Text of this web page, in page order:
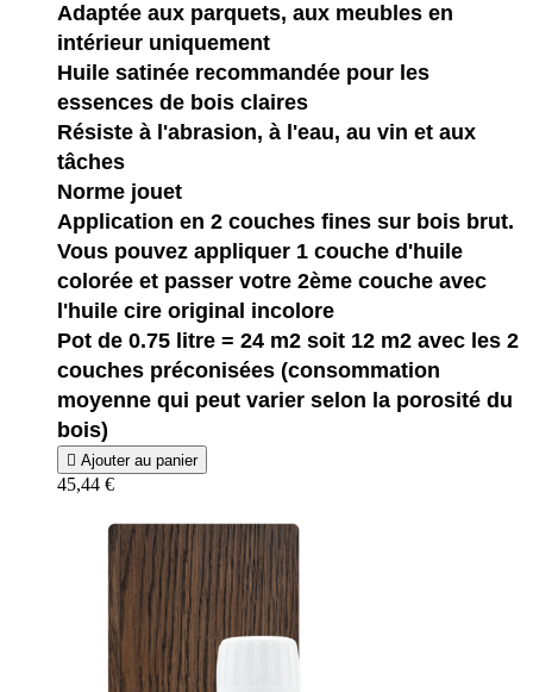
Adaptée aux parquets, aux meubles en
intérieur uniquement
Huile satinée recommandée pour les
essences de bois claires
Résiste à l'abrasion, à l'eau, au vin et aux
tâches
Norme jouet
Application en 2 couches fines sur bois brut.
Vous pouvez appliquer 1 couche d'huile
colorée et passer votre 2ème couche avec
l'huile cire original incolore
Pot de 0.75 litre = 24 m2 soit 12 m2 avec les 2
couches préconisées (consommation
moyenne qui peut varier selon la porosité du
bois)
 Ajouter au panier
45,44 €